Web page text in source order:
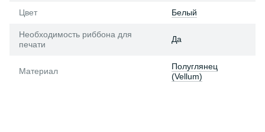
Цвет Белый
Необходимость риббона для
печати
Да
Материал
Полуглянец
(Vellum)